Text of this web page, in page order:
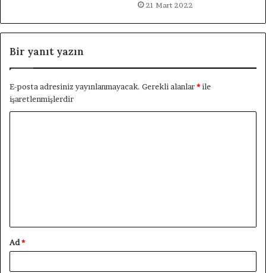
21 Mart 2022
Bir yanıt yazın
E-posta adresiniz yayınlanmayacak. Gerekli alanlar*ile
işaretlenmişlerdir
Ad*